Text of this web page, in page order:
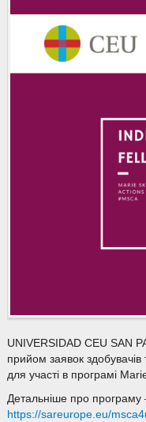
UNIVERSIDAD CEU SAN
прийом заявок здобувачів
для участі в програмі
Детальніше про програму
https://sareurope.eu/